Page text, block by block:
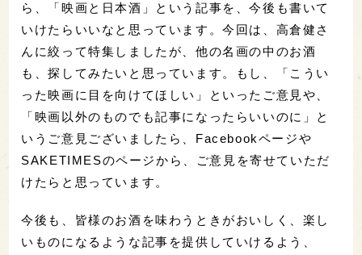
ら、「映画と日本酒」という記事を、今後も書いて
いけたらいいなと思っています。今回は、 高倉健さ
んに絞って特集しましたが、他の名画の中のお酒
も、探してみたいと思っています。もし、「こうい
った映画に目を向けてほしい」といったご意見や、
「映画以外のものでも記事になったらいいのに」と
いうご意見ございましたら、Facebookページや
SAKETIMESのページから、ご意見を寄せていただ
けたらと思っています。
今後も、皆様のお酒を味わうときがおいしく、楽し
いものになるような記事を提供していけるよう、